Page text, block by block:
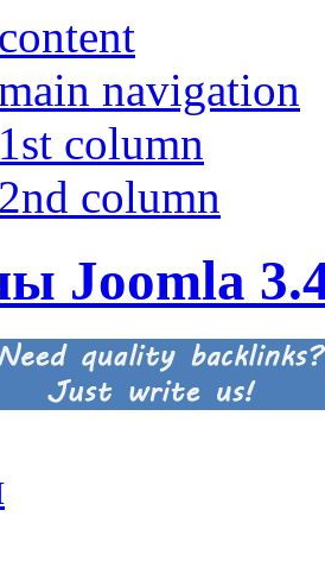
navigation
column
column
Joomla